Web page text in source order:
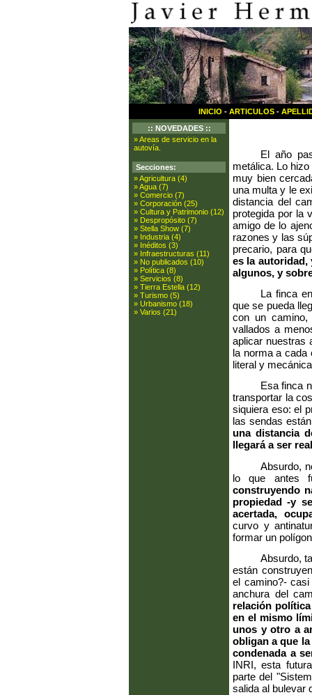
INICIO - ARTICULOS -
:: NOVEDADES ::
» Areas de servicio en la
autovía.
Secciones:
» Agricultura (4)
» Agua (7)
» Comercio (7)
» Corporación (25)
» Cultura y Patrimonio (12)
» Despropósito (7)
» Stella Show (7)
» Industria (4)
» Inéditos (3)
» Infraestructuras (11)
» No publicados (10)
» Política (8)
» Servicios (8)
» Tierra Estella (12)
» Turismo (5)
» Urbanismo (18)
» Varios (21)
El año
metálica. Lo
muy bien
una multa y le
distancia del
protegida por la
amigo de lo
razones y las
precario, para
es la autoridad,
algunos, y
La finca
que se pueda
con un
vallados a
aplicar nuestras
la norma a cada
literal y
Esa finca
transportar la
siquiera eso: el
las sendas
una distancia
llegará a ser
Absurdo,
lo que antes
construyendo
propiedad -y
acertada,
curvo y
formar un
Absurdo,
están
el camino?-
anchura del
relación
en el mismo
unos y otro a
obligan a que
condenada a
INRI, esta
parte del
salida al bulevar